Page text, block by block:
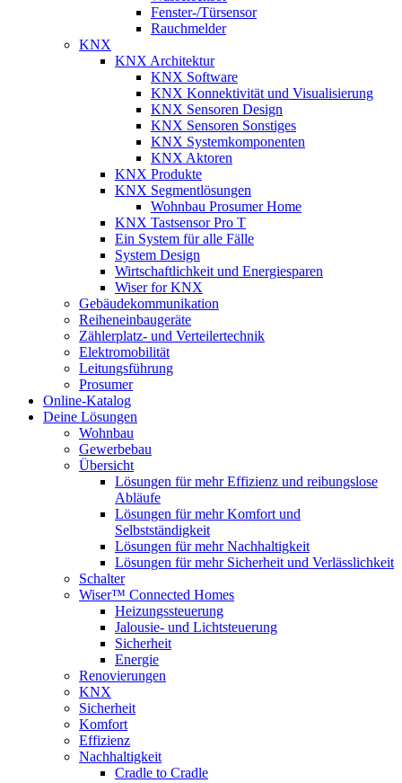
Fenster-/Türsensor
Rauchmelder
KNX
KNX Architektur
KNX Software
KNX Konnektivität und Visualisierung
KNX Sensoren Design
KNX Sensoren Sonstiges
KNX Systemkomponenten
KNX Aktoren
KNX Produkte
KNX Segmentlösungen
Wohnbau Prosumer Home
KNX Tastsensor Pro T
Ein System für alle Fälle
System Design
Wirtschaftlichkeit und Energiesparen
Wiser for KNX
Gebäudekommunikation
Reiheneinbaugeräte
Zählerplatz- und Verteilertechnik
Elektromobilität
Leitungsführung
Prosumer
Online-Katalog
Deine Lösungen
Wohnbau
Gewerbebau
Übersicht
Lösungen für mehr Effizienz und reibungslose
Abläufe
Lösungen für mehr Komfort und
Selbstständigkeit
Lösungen für mehr Nachhaltigkeit
Lösungen für mehr Sicherheit und Verlässlichkeit
Schalter
Wiser™ Connected Homes
Heizungssteuerung
Jalousie- und Lichtsteuerung
Sicherheit
Energie
Renovierungen
KNX
Sicherheit
Komfort
Effizienz
Nachhaltigkeit
Cradle to Cradle